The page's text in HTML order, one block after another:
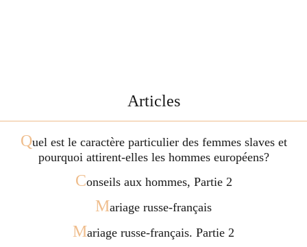
Articles
Quel est le caractère particulier des femmes slaves et
pourquoi attirent-elles les hommes européens?
Conseils aux hommes, Partie 2
Mariage russe-français
Mariage russe-français. Partie 2